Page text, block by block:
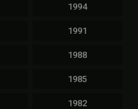
1994
1991
1988
1985
1982